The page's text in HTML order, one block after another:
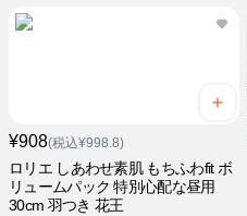
¥908(税込¥998.8)
ロリエ しあわせ素肌 もちふわfit ボ
リュームパック 特別心配な昼用
30cm 羽つき 花王